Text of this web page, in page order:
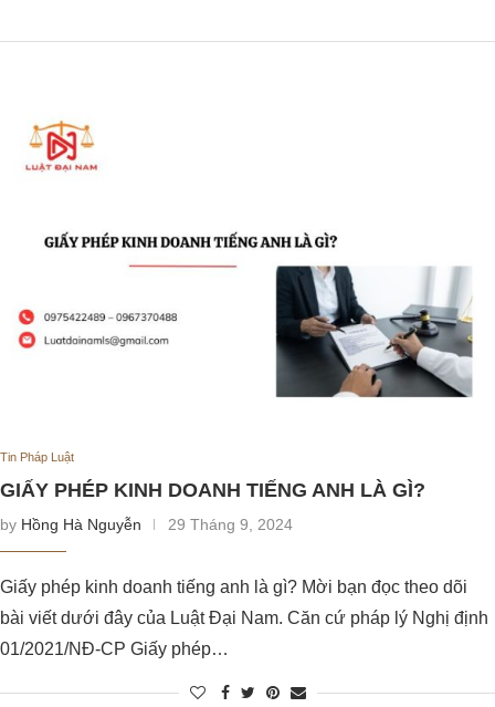
Tin Pháp Luật
GIẤY PHÉP KINH DOANH TIẾNG ANH LÀ GÌ?
by Hồng Hà Nguyễn 29 Tháng 9, 2024
Giấy phép kinh doanh tiếng anh là gì? Mời bạn đọc theo dõi
bài viết dưới đây của Luật Đại Nam. Căn cứ pháp lý Nghị định
01/2021/NĐ-CP Giấy phép…